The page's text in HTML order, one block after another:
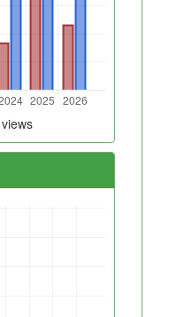
views